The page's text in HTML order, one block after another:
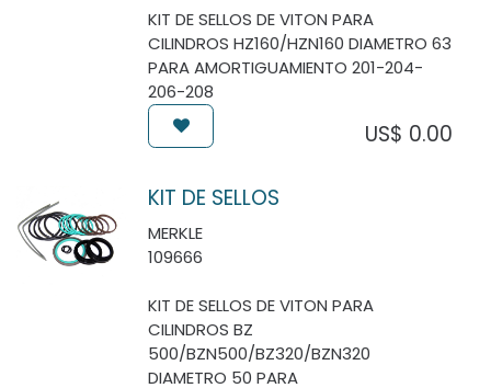
KIT DE SELLOS DE VITON PARA
CILINDROS HZ160/HZN160 DIAMETRO 63
PARA AMORTIGUAMIENTO 201-204-
206-208
US$ 0.00
KIT DE SELLOS
MERKLE
109666
KIT DE SELLOS DE VITON PARA
CILINDROS BZ
500/BZN500/BZ320/BZN320
DIAMETRO 50 PARA